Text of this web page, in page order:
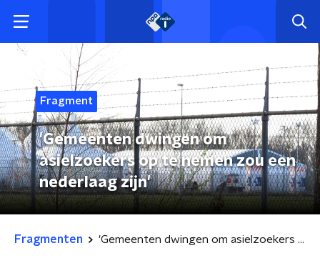
Fragment
'Gemeenten dwingen om
asielzoekers op te nemen zou een
nederlaag zijn'
Fragmenten 'Gemeenten dwingen om asielzoekers op te nemen zou een nederlaag zijn'